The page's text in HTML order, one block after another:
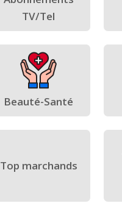
TV/Tel
Beauté-Santé
Top marchands